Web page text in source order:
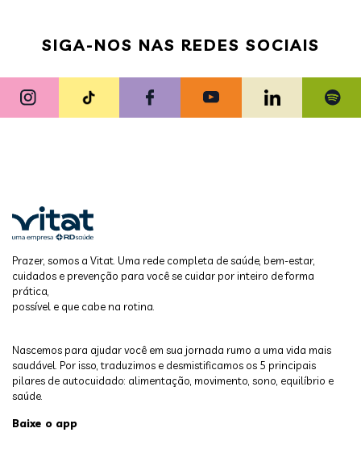
SIGA-NOS NAS REDES SOCIAIS
Prazer, somos a Vitat. Uma rede completa de saúde, bem-estar,
cuidados e prevenção para você se cuidar por inteiro de forma
prática,
possível e que cabe na rotina.
Nascemos para ajudar você em sua jornada rumo a uma vida mais
saudável. Por isso, traduzimos e desmistificamos os 5 principais
pilares de autocuidado: alimentação, movimento, sono, equilíbrio e
saúde.
Baixe o app